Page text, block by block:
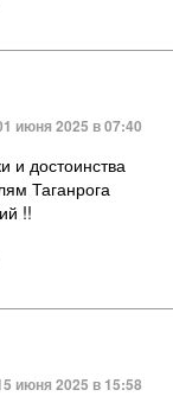
июня 2025 в 07:40
и достоинства
Таганрога
!!
июня 2025 в 15:58